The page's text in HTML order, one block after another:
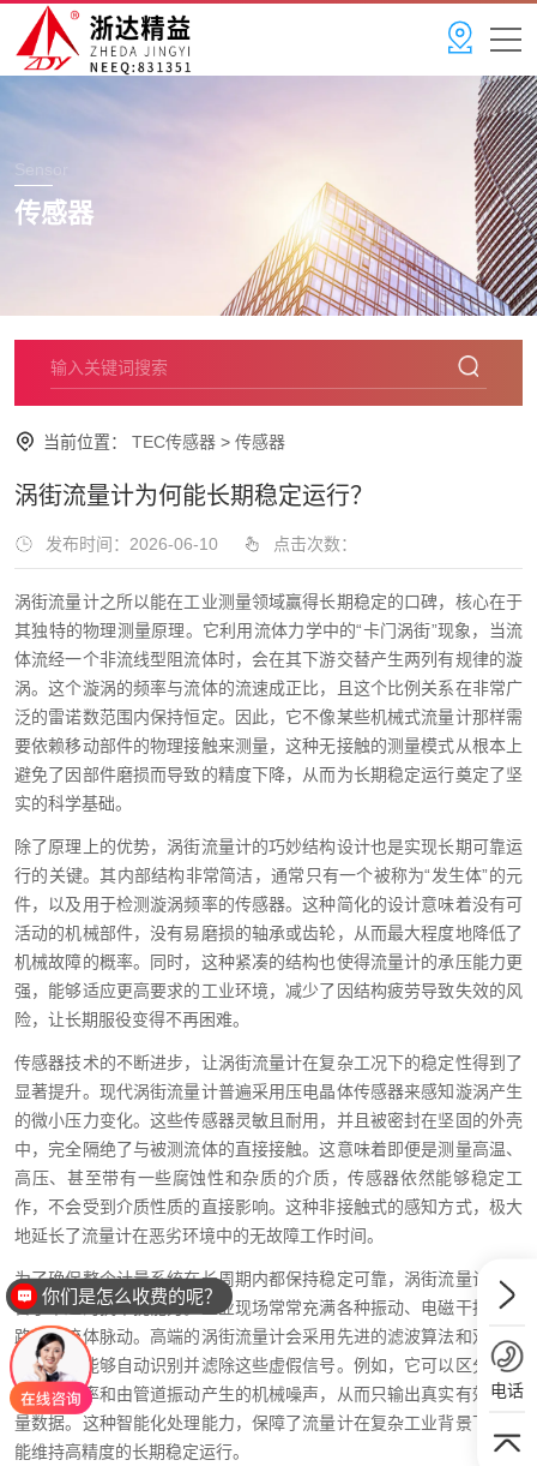
Sensor
传感器
当前位置： TEC传感器 > 传感器
涡街流量计为何能长期稳定运行？
发布时间：2026-06-10 点击次数：
涡街流量计之所以能在工业测量领域赢得长期稳定的口碑，核心在于
其独特的物理测量原理。它利用流体力学中的“卡门涡街”现象，当流
体流经一个非流线型阻流体时，会在其下游交替产生两列有规律的漩
涡。这个漩涡的频率与流体的流速成正比，且这个比例关系在非常广
泛的雷诺数范围内保持恒定。因此，它不像某些机械式流量计那样需
要依赖移动部件的物理接触来测量，这种无接触的测量模式从根本上
避免了因部件磨损而导致的精度下降，从而为长期稳定运行奠定了坚
实的科学基础。
除了原理上的优势，涡街流量计的巧妙结构设计也是实现长期可靠运
行的关键。其内部结构非常简洁，通常只有一个被称为“发生体”的元
件，以及用于检测漩涡频率的传感器。这种简化的设计意味着没有可
活动的机械部件，没有易磨损的轴承或齿轮，从而最大程度地降低了
机械故障的概率。同时，这种紧凑的结构也使得流量计的承压能力更
强，能够适应更高要求的工业环境，减少了因结构疲劳导致失效的风
险，让长期服役变得不再困难。
传感器技术的不断进步，让涡街流量计在复杂工况下的稳定性得到了
显著提升。现代涡街流量计普遍采用压电晶体传感器来感知漩涡产生
的微小压力变化。这些传感器灵敏且耐用，并且被密封在坚固的外壳
中，完全隔绝了与被测流体的直接接触。这意味着即便是测量高温、
高压、甚至带有一些腐蚀性和杂质的介质，传感器依然能够稳定工
作，不会受到介质性质的直接影响。这种非接触式的感知方式，极大
地延长了流量计在恶劣环境中的无故障工作时间。
为了确保整个计量系统在长周期内都保持稳定可靠，涡街流量计还具
备了卓越的抗干扰能力。工业现场常常充满各种振动、电磁干扰和管
路中的流体脉动。高端的涡街流量计会采用先进的滤波算法和双传感
器设计，能够自动识别并滤除这些虚假信号。例如，它可以区分真正
的漩涡频率和由管道振动产生的机械噪声，从而只输出真实有效的流
量数据。这种智能化处理能力，保障了流量计在复杂工业背景下依然
能维持高精度的长期稳定运行。
电话
你们是怎么收费的呢？